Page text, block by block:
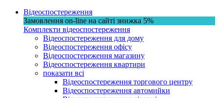
Відеоспостереження
Замовлення on-line на сайті знижка 5%
Комплекти відеоспостереження
Відеоспостереження для дому
Відеоспостереження офісу
Відеоспостереження магазину
Відеоспостереження квартири
показати всі
Відеоспостереження торгового центру
Відеоспостереження автомийки